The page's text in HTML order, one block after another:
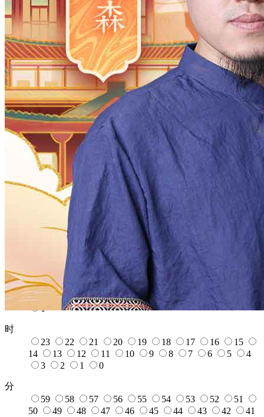
2009
2008 2007 2006 2005
2003
2002
2001 2000 1999 1998
1997
1995 1994 1993 1991
1990
1989
1988 1987 1986 1985
1984
1983
1982 1981 1980 1979 1978
1977
1976
1975 1974 1973 1972
1971
1969 1968 1967 1966 1965
1964
1963
1962 1961 1960 1959
1958
1957
1956 1955 1953 1952
1951
1950
1949 1948 1947
1944
1943 1942 1941 1940 1939
1938
1937
1936 1935 1934 1933
1932
1931
1930 1928 1927 1926
1924
1923 1922 1920
1919
1918
1916 1915 1914
1912
1911
1909 1908 1907
1905
1904 1903 1902 1900
12
11 7
31
30 29 28 27 25 24
22
21 20 18 17
12
11 10 9 8 7 4
1
时
23
22 21 20 19 18 17 16
15
14
13 12 11 10 9 8 7 6 5
4
3
2 1 0
分
59
58 57 56 55 54 53 52
51
50
49 48 47 46 45 44 43 42
41